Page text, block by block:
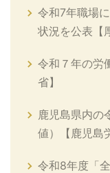
令和7年職場
状況を公表【
令和７年の労
省】
鹿児島県内の
値）【鹿児島
令和8年度「